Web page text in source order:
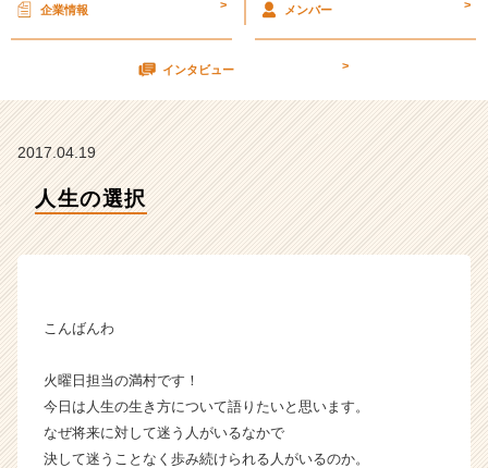
テ
ィ
ラ
チ
ャ
ー・
成
企業情報 > メンバー >
インタビュー >
2017.04.19
人生の選択
こんばんわ
火曜日担当の満村です！
今日は人生の生き方について語りたいと思います。
なぜ将来に対して迷う人がいるなかで
決して迷うことなく歩み続けられる人がいるのか。